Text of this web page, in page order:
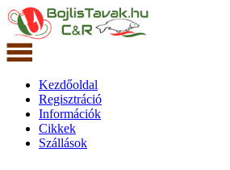
Kezdőoldal
Regisztráció
Információk
Cikkek
Szállások